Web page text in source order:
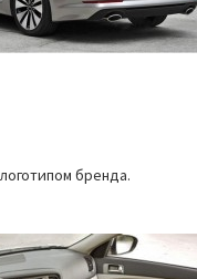
бренда.